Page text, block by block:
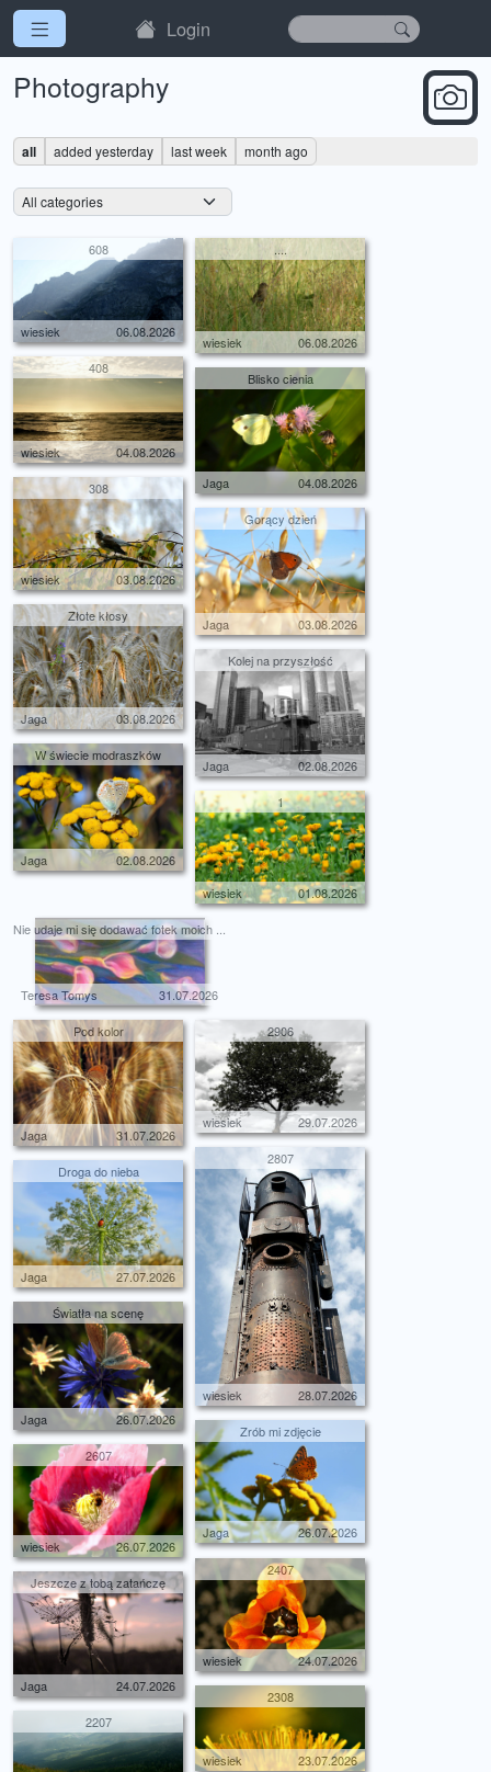
Login
Photography
all added yesterday last week month ago
608
wiesiek 06.08.2026
....
wiesiek
06.08.2026
408
wiesiek 04.08.2026
Blisko cienia
Jaga 04.08.2026
308
wiesiek 03.08.2026
Gorący dzień
Jaga 03.08.2026
Złote kłosy
Jaga 03.08.2026
Kolej na przyszłość
Jaga 02.08.2026
W świecie modraszków
Jaga 02.08.2026
1
wiesiek 01.08.2026
Nie udaje mi się dodawać fotek moich ...
Teresa Tomys 31.07.2026
Pod kolor
Jaga 31.07.2026
2906
wiesiek 29.07.2026
2807
wiesiek 28.07.2026
Droga do nieba
Jaga 27.07.2026
Światła na scenę
Jaga 26.07.2026
Zrób mi zdjęcie
Jaga 26.07.2026
2607
wiesiek
26.07.2026
2407
wiesiek 24.07.2026
Jeszcze z tobą zatańczę
Jaga 24.07.2026
2308
wiesiek 23.07.2026
2207